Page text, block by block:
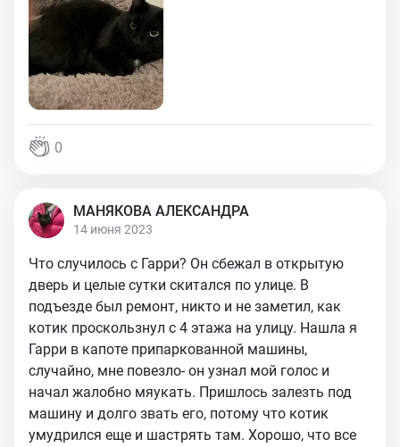
0
МАНЯКОВА АЛЕКСАНДРА
14 июня 2023
Что случилось с Гарри? Он сбежал в открытую
дверь и целые сутки скитался по улице. В
подъезде был ремонт, никто и не заметил, как
котик проскользнул с 4 этажа на улицу. Нашла я
Гарри в капоте припаркованной машины,
случайно, мне повезло- он узнал мой голос и
начал жалобно мяукать. Пришлось залезть под
машину и долго звать его, потому что котик
умудрился еще и шастрять там. Хорошо, что все